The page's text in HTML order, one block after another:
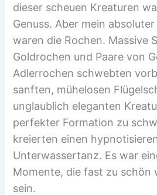
dieser scheuen Kreaturen
Genuss. Aber mein
waren die Rochen. Massive
Goldrochen und Paare von
Adlerrochen schwebten
sanften, mühelosen
unglaublich eleganten
perfekter Formation zu
kreierten einen
Unterwassertanz. Es war
Momente, die fast zu schön
sein.